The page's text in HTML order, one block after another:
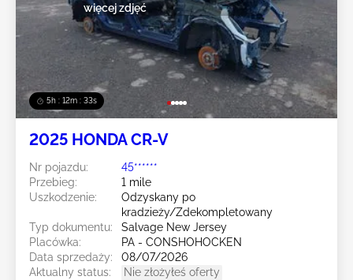
5h : 12m : 31s
więcej zdjęć
2025 HONDA CR-V
Nr pojazdu:
45******
Przebieg:
1 mile
Uszkodzenie:
Odzyskany po
kradzieży/Zdekompletowany
Typ dokumentu:
Salvage New Jersey
Placówka:
PA - CONSHOHOCKEN
Data sprzedaży:
08/07/2026
Aktualny status:
Nie złożyłeś oferty